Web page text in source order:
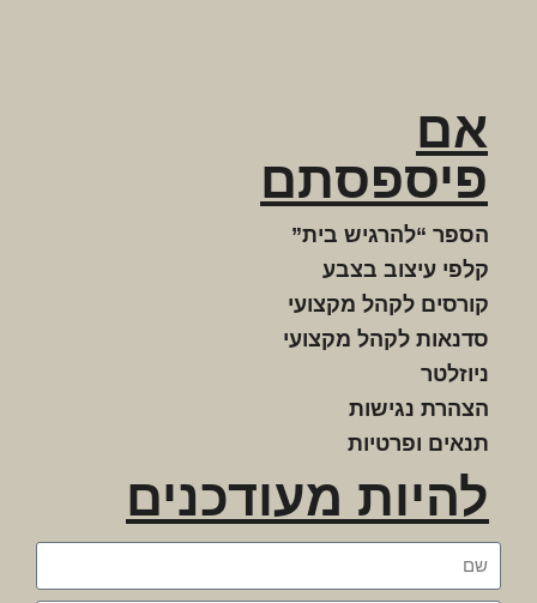
אם
פיספסתם
הספר “להרגיש בית”
קלפי עיצוב בצבע
קורסים לקהל מקצועי
סדנאות לקהל מקצועי
ניוזלטר
הצהרת נגישות
תנאים ופרטיות
להיות מעודכנים